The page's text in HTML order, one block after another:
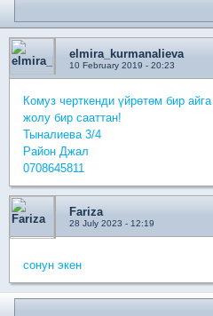
elmira_kurmanalieva
10 February 2019 - 20:23
Комуз черткенди үйрөтөм бир
жолу бир сааттан!
Тыналиева 3/4
Район Джал
0708645811
Fariza
28 July 2023 - 12:19
сонун экен